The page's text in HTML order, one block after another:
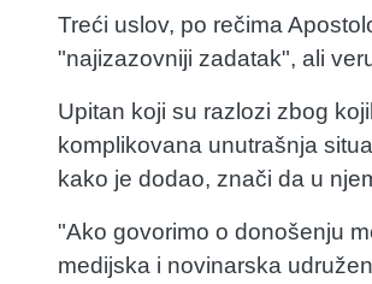
Treći uslov, po rečima
"najizazovniji zadatak", ali
Upitan koji su razlozi zbog
komplikovana unutrašnja
kako je dodao, znači da u
"Ako govorimo o donošenju
medijska i novinarska